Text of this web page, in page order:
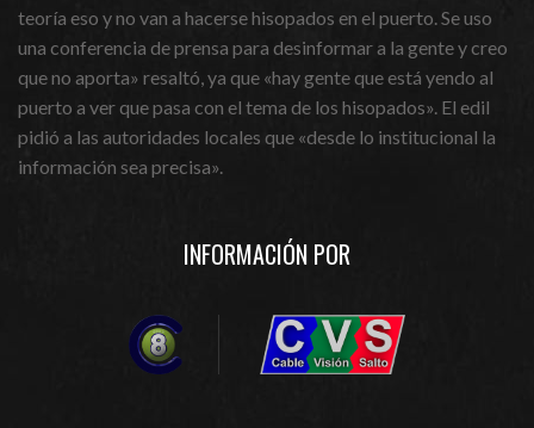
teoría eso y no van a hacerse hisopados en el puerto. Se uso
una conferencia de prensa para desinformar a la gente y creo
que no aporta» resaltó, ya que «hay gente que está yendo al
puerto a ver que pasa con el tema de los hisopados». El edil
pidió a las autoridades locales que «desde lo institucional la
información sea precisa».
INFORMACIÓN POR